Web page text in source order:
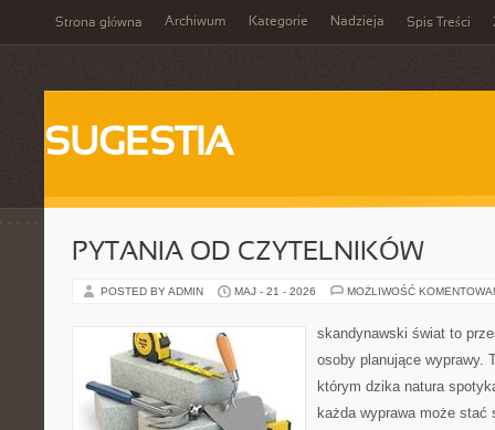
Strona główna Archiwum Kategorie Nadzieja Spis Treści
SUGESTIA
PYTANIA OD CZYTELNIKÓW
POSTED BY ADMIN MAJ - 21 - 2026 MOŻLIWOŚĆ
skandynawski świat to
osoby planujące wyprawy.
którym dzika natura
każda wyprawa może stać